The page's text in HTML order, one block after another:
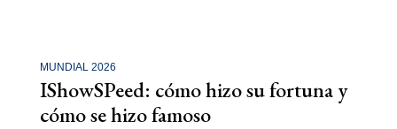
MUNDIAL 2026
IShowSPeed: cómo hizo su fortuna y
cómo se hizo famoso